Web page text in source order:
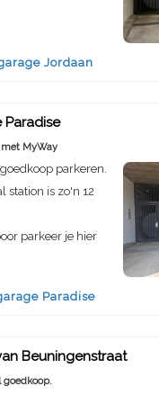
Jordaan
Paradise
met MyWay
parkeren.
station is zo'n 12
parkeer je hier
Paradise
Beuningenstraat
goedkoop.